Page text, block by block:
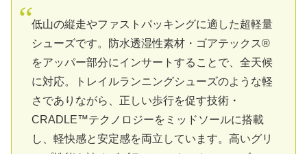
低山の縦走やファストパッキングに適した超軽量
シューズです。防水透湿性素材・ゴアテックス®
をアッパー部分にインサートすることで、全天候
に対応。トレイルランニングシューズのような軽
さでありながら、正しい歩行を促す技術・
CRADLE™テクノロジーをミッドソールに搭載
し、軽快感と安定感を両立しています。高いグリ